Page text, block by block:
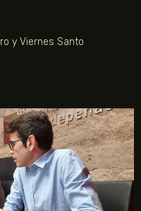
y Viernes Santo